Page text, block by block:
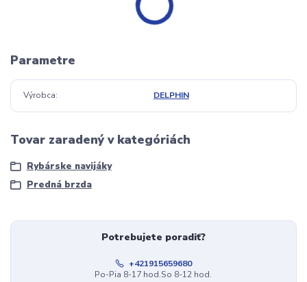
Parametre
Výrobca DELPHIN
Tovar zaradený v kategóriách
Rybárske navijáky
Predná brzda
Potrebujete poradiť?
+421915659680
Po-Pia 8-17 hod.So 8-12 hod.